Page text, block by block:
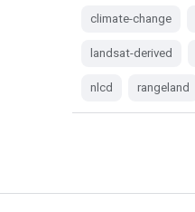
climate-change
landsat-derived
nlcd rangeland